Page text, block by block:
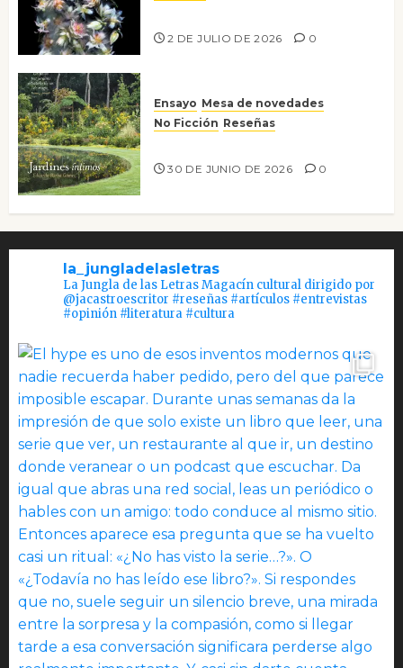
2 DE JULIO DE 2026 0
Ensayo Mesa de novedades
No Ficción Reseñas
30 DE JUNIO DE 2026 0
la_jungladelasletras
La Jungla de las Letras Magacín cultural dirigido por
@jacastroescritor #reseñas #artículos #entrevistas
#opinión #literatura #cultura